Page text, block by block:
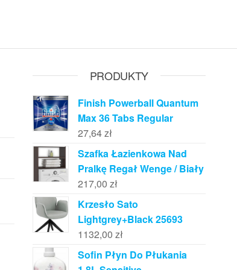
PRODUKTY
Finish Powerball Quantum
Max 36 Tabs Regular
27,64zł
Szafka Łazienkowa Nad
Pralkę Regał Wenge / Biały
217,00 zł
Krzesło Sato
Lightgrey+Black 25693
1132,00 zł
Sofin Płyn Do Płukania